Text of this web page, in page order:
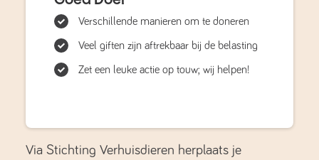
Verschillende manieren om te doneren
Veel giften zijn aftrekbaar bij de belasting
Zet een leuke actie op touw; wij helpen!
Via Stichting Verhuisdieren herplaats je